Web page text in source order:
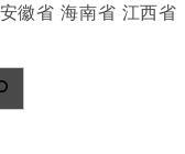
徽省 海南省 江西省